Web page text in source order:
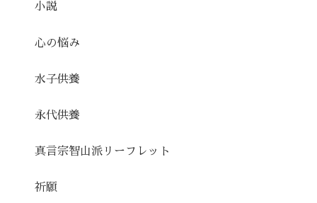
小説
心の悩み
水子供養
永代供養
真言宗智山派リーフレット
祈願